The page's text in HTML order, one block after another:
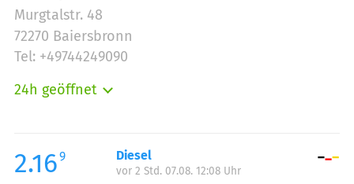
Murgtalstr. 48
72270 Baiersbronn
Tel: +49744249090
24h geöffnet
Mittwoch:
00:00-23:59
Donnerstag:
2.169 Diesel
vor 2 Std. 07.08. 12:08 Uhr